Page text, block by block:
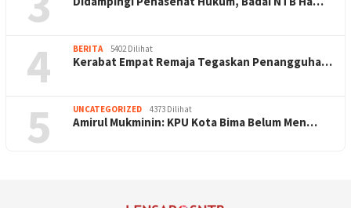
4 BERITA 5402 Dilihat
Kerabat Empat Remaja Tegaskan Penangguha…
5 UNCATEGORIZED 4373 Dilihat
Amirul Mukminin: KPU Kota Bima Belum Men…